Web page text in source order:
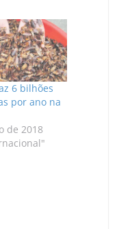
6 bilhões
por ano na
de 2018